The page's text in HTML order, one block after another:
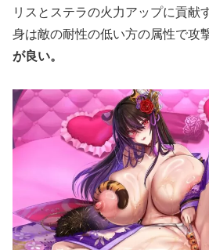
リスとステラの火力アップに貢献
身は敵の耐性の低い方の属性で攻
が良い。